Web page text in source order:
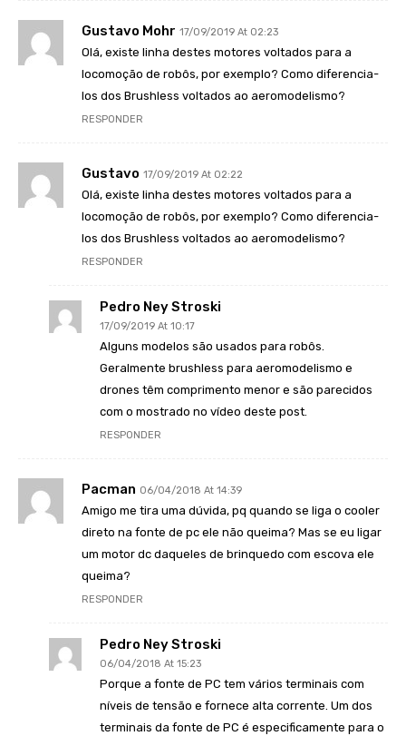
Gustavo Mohr 17/09/2019 At 02:23
Olá, existe linha destes motores voltados para a
locomoção de robôs, por exemplo? Como diferencia-
los dos Brushless voltados ao aeromodelismo?
RESPONDER
Gustavo 17/09/2019 At 02:22
Olá, existe linha destes motores voltados para a
locomoção de robôs, por exemplo? Como diferencia-
los dos Brushless voltados ao aeromodelismo?
RESPONDER
Pedro Ney Stroski
17/09/2019 At 10:17
Alguns modelos são usados para robôs.
Geralmente brushless para aeromodelismo e
drones têm comprimento menor e são parecidos
com o mostrado no vídeo deste post.
RESPONDER
Pacman 06/04/2018 At 14:39
Amigo me tira uma dúvida, pq quando se liga o cooler
direto na fonte de pc ele não queima? Mas se eu ligar
um motor dc daqueles de brinquedo com escova ele
queima?
RESPONDER
Pedro Ney Stroski
06/04/2018 At 15:23
Porque a fonte de PC tem vários terminais com
níveis de tensão e fornece alta corrente. Um dos
terminais da fonte de PC é especificamente para o